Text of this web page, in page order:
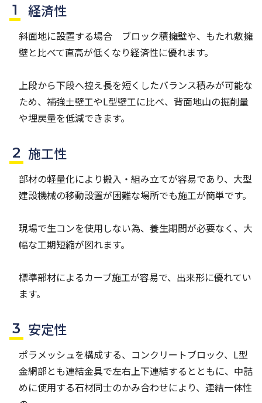
経済性
斜面地に設置する場合 ブロック積擁壁や、もたれ敷擁
壁と比べて直高が低くなり経済性に優れます。
上段から下段へ控え長を短くしたバランス積みが可能な
ため、補強土壁工やL型壁工に比べ、背面地山の掘削量
や埋戻量を低減できます。
施工性
部材の軽量化により搬入・組み立てが容易であり、大型
建設機械の移動設置が困難な場所でも施工が簡単です。
現場で生コンを使用しない為、養生期間が必要なく、大
幅な工期短縮が図れます。
標準部材によるカーブ施工が容易で、出来形に優れてい
ます。
安定性
ポラメッシュを構成する、コンクリートブロック、L型
金網部とも連結金具で左右上下連結するとともに、中詰
めに使用する石材同士のかみ合わせにより、連結一体性